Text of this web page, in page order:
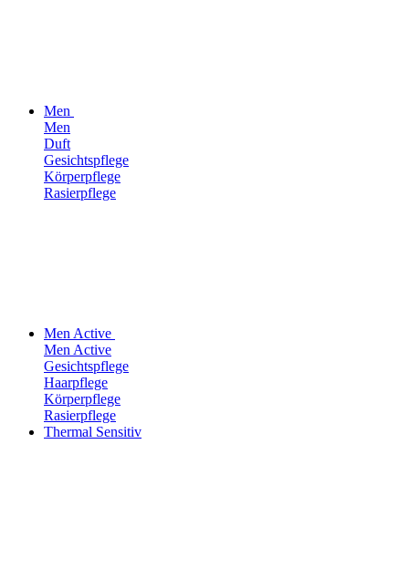
Men
Men
Duft
Gesichtspflege
Körperpflege
Rasierpflege
Men Active
Men Active
Gesichtspflege
Haarpflege
Körperpflege
Rasierpflege
Thermal Sensitiv